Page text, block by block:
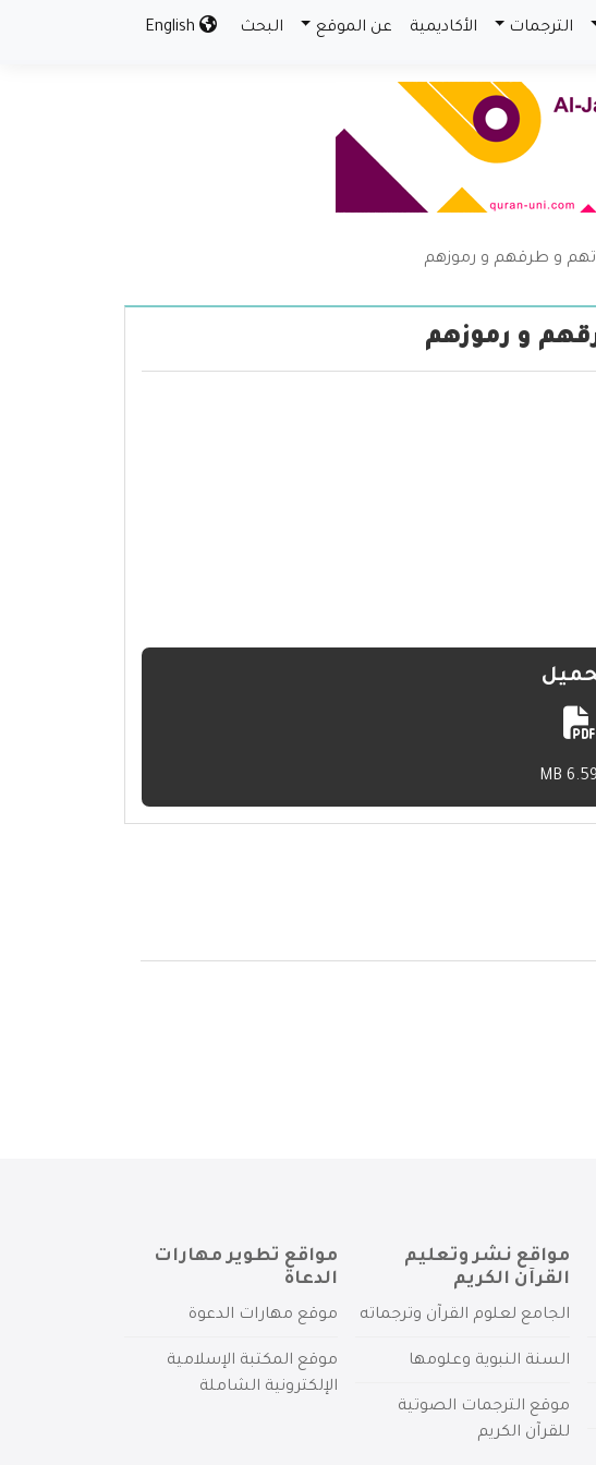
الترجمات الأكاديمية عن الموقع البحث
و طرقهم و رموزهم
و رموزهم
مواقع نشر وتعليم
القرآن الكريم
الجامع لعلوم القرآن وترجماته
السنة النبوية وعلومها
موقع الترجمات الصوتية
للقرآن الكريم
مواقع تطوير مهارات
الدعاة
موقع مهارات الدعوة
موقع المكتبة الإسلامية
الإلكترونية الشاملة